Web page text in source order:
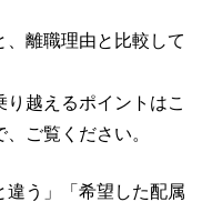
離職理由と比較して
越えるポイントはこ
ご覧ください。
違う」「希望した配属